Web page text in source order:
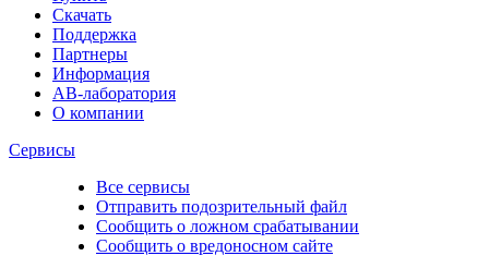
Скачать
Поддержка
Партнеры
Информация
АВ-лаборатория
О компании
Сервисы
Все сервисы
Отправить подозрительный файл
Сообщить о ложном срабатывании
Сообщить о вредоносном сайте